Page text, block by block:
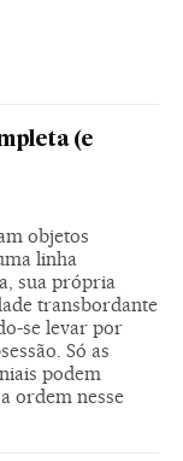
(e
objetos
linha
sua própria
transbordante
se levar por
Só as
podem
ordem nesse